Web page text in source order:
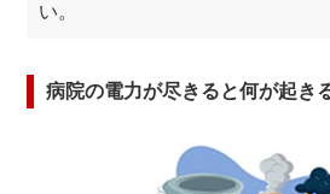
い。
病院の電力が尽きると何が起き